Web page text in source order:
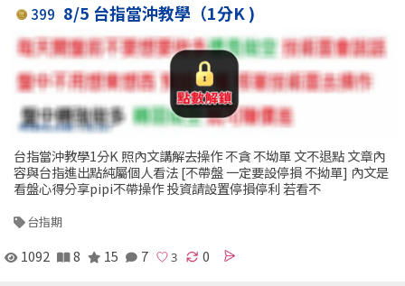
399 8/5 台指當沖教學（1分K )
台指當沖教學1分K 照內文講解去操作 不貪 不坳單 文不退點 文章內
容與台指進出點純屬個人看法 [不帶盤 一定要設停損 不拗單] 內文是
看盤心得分享pipi不帶操作 投資請設置停損停利 若看不
台指期
1092 8 15 7 0